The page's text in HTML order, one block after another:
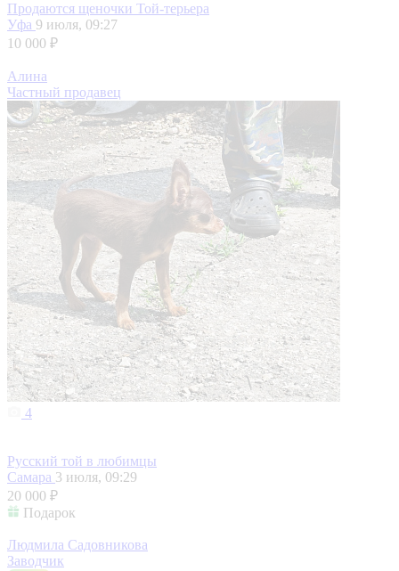
Продаются щеночки Той-терьера
Уфа 9 июля, 09:27
10 000 ₽
Алина
Частный продавец
4
Русский той в любимцы
Самара 3 июля, 09:29
20 000 ₽
Подарок
Людмила Садовникова
Заводчик